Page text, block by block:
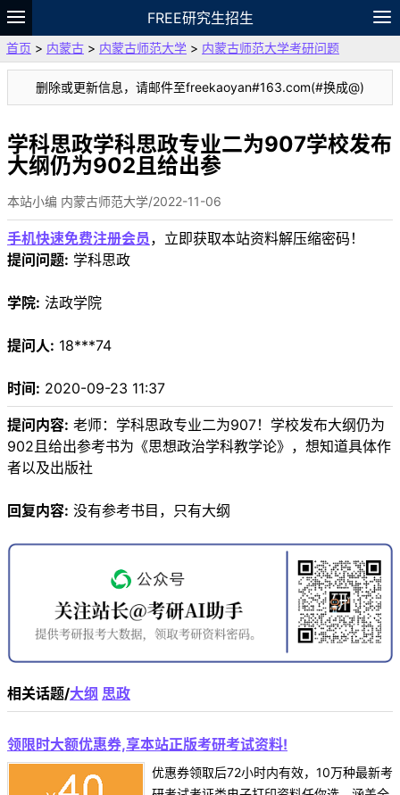
FREE研究生招生
题库
故事 专题 APP 笔记
论坛
VIP
资料
首页 > 内蒙古 > 内蒙古师范大学 > 内蒙古师范大学考研问题
删除或更新信息，请邮件至freekaoyan#163.com(#换成@)
学科思政学科思政专业二为907学校发布
大纲仍为902且给出参
本站小编 内蒙古师范大学/2022-11-06
手机快速免费注册会员 ，立即获取本站资料解压缩密码！
提问问题: 学科思政
学院: 法政学院
提问人: 18***74
时间: 2020-09-23 11:37
提问内容: 老师：学科思政专业二为907！学校发布大纲仍为
902且给出参考书为《思想政治学科教学论》，想知道具体作
者以及出版社
回复内容: 没有参考书目，只有大纲
相关话题/大纲 思政
领限时大额优惠券,享本站正版考研考试资料!
优惠券领取后72小时内有效，10万种最新考